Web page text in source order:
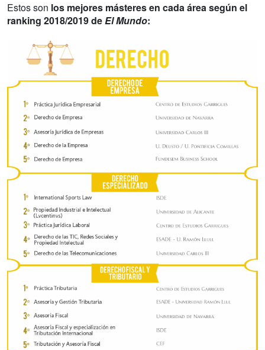
Estos son los mejores másteres en cada área según el
ranking 2018/2019 deEl Mundo: